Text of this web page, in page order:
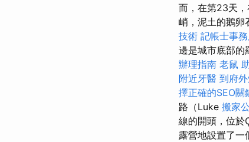
而，在第23天
峭，泥土的鵝卵
技術 記帳士事
邊是城市底部的
辦理指南 老鼠
附近牙醫 到府
擇正確的SEO關
路（Luke 搬家
線的開頭，位於
露營地設置了一